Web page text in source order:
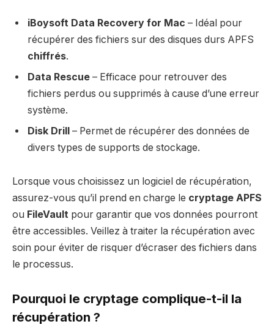
iBoysoft Data Recovery for Mac – Idéal pour
récupérer des fichiers sur des disques durs APFS
chiffrés.
Data Rescue – Efficace pour retrouver des
fichiers perdus ou supprimés à cause d’une erreur
système.
Disk Drill – Permet de récupérer des données de
divers types de supports de stockage.
Lorsque vous choisissez un logiciel de récupération,
assurez-vous qu’il prend en charge le cryptage APFS
ou FileVault pour garantir que vos données pourront
être accessibles. Veillez à traiter la récupération avec
soin pour éviter de risquer d’écraser des fichiers dans
le processus.
Pourquoi le cryptage complique-t-il la
récupération ?